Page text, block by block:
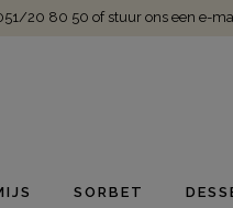
20 80 50of stuur ons een e-
SORBET